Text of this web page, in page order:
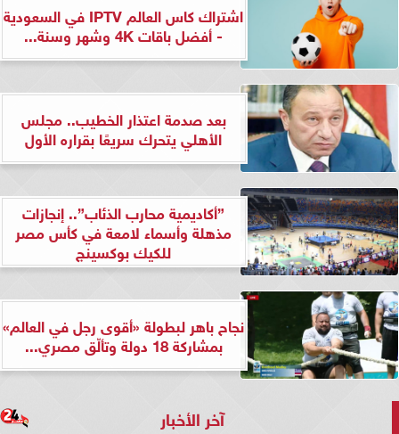
اشتراك كاس العالم IPTV في السعودية
- أفضل باقات 4K وشهر وسنة...
بعد صدمة اعتذار الخطيب.. مجلس
الأهلي يتحرك سريعًا بقراره الأول
”أكاديمية محارب الذئاب”.. إنجازات
مذهلة وأسماء لامعة في كأس مصر
للكيك بوكسينج
نجاح باهر لبطولة «أقوى رجل في العالم»
بمشاركة 18 دولة وتألّق مصري...
آخر الأخبار